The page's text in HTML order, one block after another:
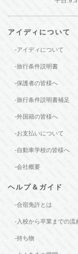
アイディについて
-アイディについて
-旅行条件説明書
-保護者の皆様へ
-旅行条件説明書補足
-外国籍の皆様へ
-お支払いについて
-自動車学校の皆様へ
-会社概要
ヘルプ＆ガイド
-合宿免許とは
-入校から卒業までの流
-持ち物